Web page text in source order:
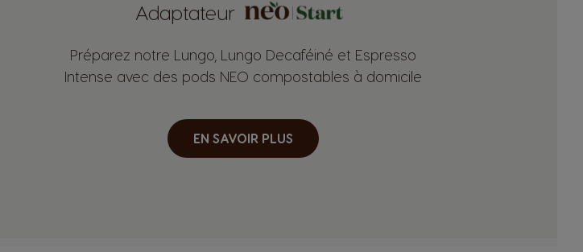
Adaptateur
Préparez notre Lungo, Lungo Decaféiné et Espresso
Intense avec des pods NEO compostables à domicile
EN SAVOIR PLUS